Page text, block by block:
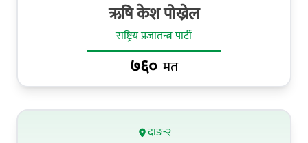
ऋषि केश पोख्रेल
राष्ट्रिय प्रजातन्त्र पार्टी
७६० मत
दाङ-२